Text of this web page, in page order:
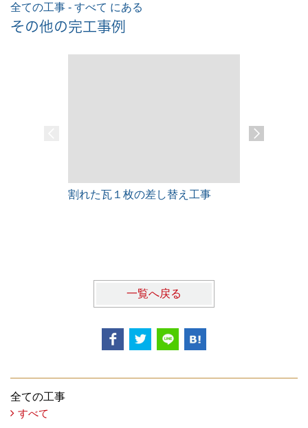
全ての工事 - すべて にある
その他の完工事例
割れた瓦１枚の差し替え工事
一覧へ戻る
全ての工事
すべて